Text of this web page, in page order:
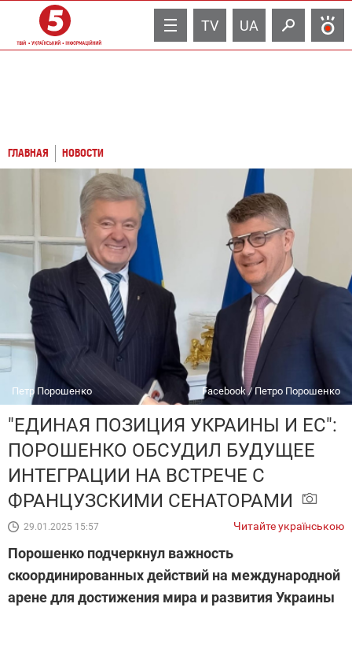
TV UA
ГЛАВНАЯ НОВОСТИ
Петр Порошенко Facebook / Петро Порошенко
"ЕДИНАЯ ПОЗИЦИЯ УКРАИНЫ И ЕС":
ПОРОШЕНКО ОБСУДИЛ БУДУЩЕЕ
ИНТЕГРАЦИИ НА ВСТРЕЧЕ С
ФРАНЦУЗСКИМИ СЕНАТОРАМИ
29.01.2025 15:57 Читайте українською
Порошенко подчеркнул важность
скоординированных действий на международной
арене для достижения мира и развития Украины